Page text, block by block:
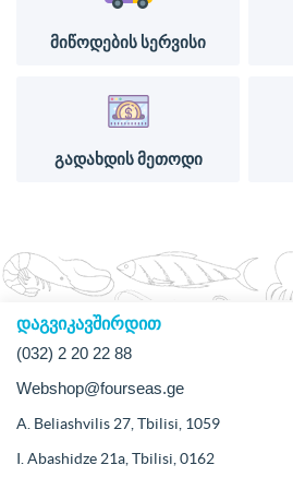
მიწოდების სერვისი
გადახდის მეთოდი
დაგვიკავშირდით
(032) 2 20 22 88
Webshop@fourseas.ge
A. Beliashvilis 27, Tbilisi, 1059
I. Abashidze 21a, Tbilisi, 0162